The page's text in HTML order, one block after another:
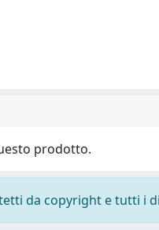
prodotto.
da copyright e tutti i